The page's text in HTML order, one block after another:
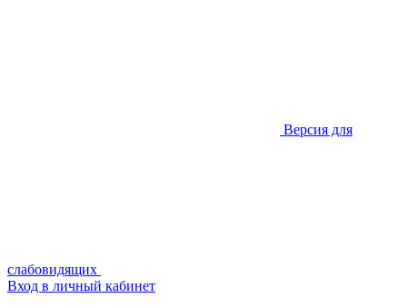
Версия для
слабовидящих
Вход в личный кабинет